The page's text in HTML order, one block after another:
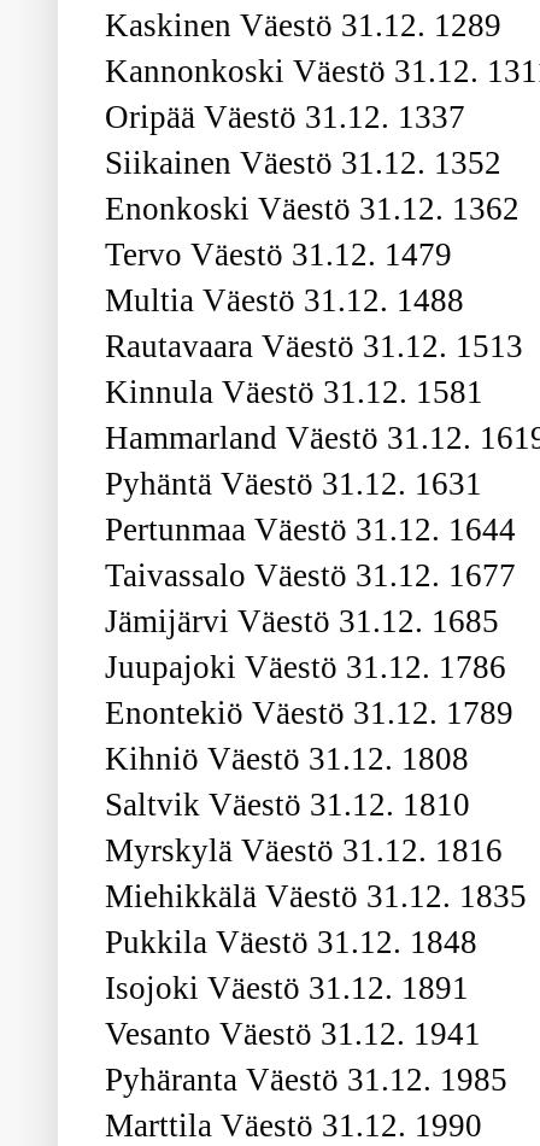
Kaskinen Väestö 31.12. 1289
Kannonkoski Väestö 31.12.
Oripää Väestö 31.12. 1337
Siikainen Väestö 31.12. 1352
Enonkoski Väestö 31.12. 1362
Tervo Väestö 31.12. 1479
Multia Väestö 31.12. 1488
Rautavaara Väestö 31.12. 1513
Kinnula Väestö 31.12. 1581
Hammarland Väestö 31.12.
Pyhäntä Väestö 31.12. 1631
Pertunmaa Väestö 31.12. 1644
Taivassalo Väestö 31.12. 1677
Jämijärvi Väestö 31.12. 1685
Juupajoki Väestö 31.12. 1786
Enontekiö Väestö 31.12. 1789
Kihniö Väestö 31.12. 1808
Saltvik Väestö 31.12. 1810
Myrskylä Väestö 31.12. 1816
Miehikkälä Väestö 31.12. 1835
Pukkila Väestö 31.12. 1848
Isojoki Väestö 31.12. 1891
Vesanto Väestö 31.12. 1941
Pyhäranta Väestö 31.12. 1985
Marttila Väestö 31.12. 1990